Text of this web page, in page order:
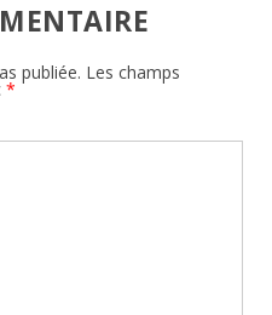
publiée. Les champs
*